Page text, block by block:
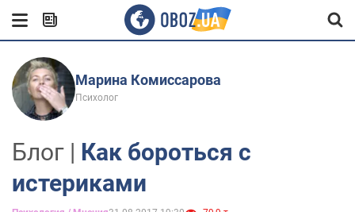
Марина Комиссарова
Психолог
Блог | Как бороться с
истериками